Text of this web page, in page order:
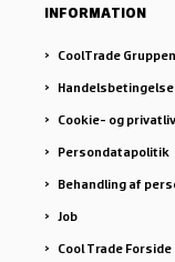
INFORMATION
CoolTrade Gruppen
Cookie- og
Persondatapolitik
Behandling af
Job
Cool Trade Forside